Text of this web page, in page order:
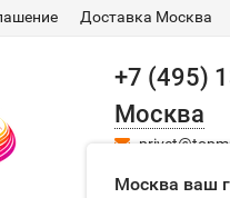
Доставка Москва
+7 (495)
Москва
Москва ваш